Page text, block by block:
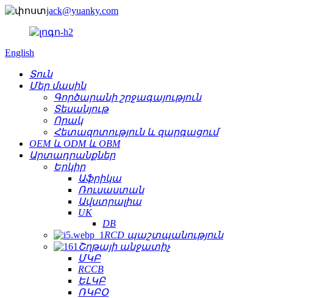
jack@yuanky.com
English
Տուն
Մեր մասին
Գործարանի շրջագայություն
Տեսանյութ
Որակ
Հետազոտություն և զարգացում
OEM և ODM և OBM
Արտադրանքներ
Երկիր
Աֆրիկա
Ռուսաստան
Ավստրալիա
UK
DB
RCD պաշտպանություն
Շղթայի անջատիչ
ՄԿԲ
RCCB
ԵԼԿԲ
ՌԿԲՕ